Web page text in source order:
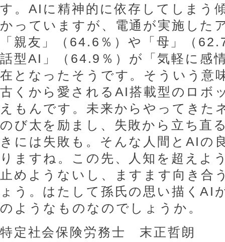
す。AIに精神的に依存してしまう
かっていますが、電通が実施した
「親友」（64.6％）や「母」（
話型AI」（64.9％）が「気軽に感
在となったそうです。そういう意
古くから愛されるAI搭載型のロボ
えもんです。未来からやってきた
のび太を励まし、失敗から立ち直
きには失敗も。そんな人間とAIの
りますね。この先、人知を超えよ
止めようないし、ますます向き合
ょう。はたして孫氏の思い描くAI
のようなものなのでしょうか。
特定社会保険労務士 末正哲朗